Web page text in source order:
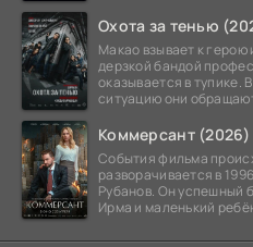
Охота за тенью
Макао взывает к
дерзкой бандой
оказывается в тупике.
ситуацию они
Коммерсант (2026)
События фильма
разворачивается в
Рубанов. Он успешный
Ирма и маленький